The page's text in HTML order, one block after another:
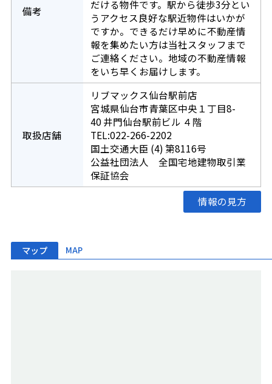
備考
だける物件です。駅から徒歩3分とい
うアクセス良好な駅近物件はいかが
ですか。できるだけ早めに不動産情
報を集めたい方は当社スタッフまで
ご連絡ください。地域の不動産情報
をいち早くお届けします。
取扱店舗
リブマックス仙台駅前店
宮城県仙台市青葉区中央１丁目8-
40 井門仙台駅前ビル ４階
TEL:022-266-2202
国土交通大臣 (4) 第8116号
公益社団法人 全国宅地建物取引業
保証協会
情報の見方
マップ MAP